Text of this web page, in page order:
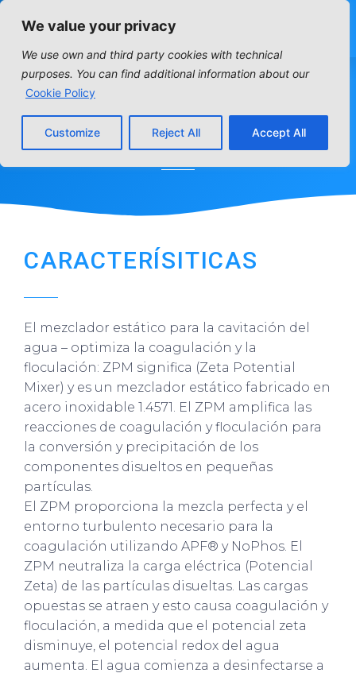
We value your privacy
We use own and third party cookies with technical
purposes. You can find additional information about our
Cookie Policy
Customize Reject All Accept All
Home»Distribution articles»Tratamiento de Aguas»
CARACTERÍSITICAS
El mezclador estático para la cavitación del
agua – optimiza la coagulación y la
floculación: ZPM significa (Zeta Potential
Mixer) y es un mezclador estático fabricado en
acero inoxidable 1.4571. El ZPM amplifica las
reacciones de coagulación y floculación para
la conversión y precipitación de los
componentes disueltos en pequeñas
partículas.
El ZPM proporciona la mezcla perfecta y el
entorno turbulento necesario para la
coagulación utilizando APF® y NoPhos. El
ZPM neutraliza la carga eléctrica (Potencial
Zeta) de las partículas disueltas. Las cargas
opuestas se atraen y esto causa coagulación y
floculación, a medida que el potencial zeta
disminuye, el potencial redox del agua
aumenta. El agua comienza a desinfectarse a